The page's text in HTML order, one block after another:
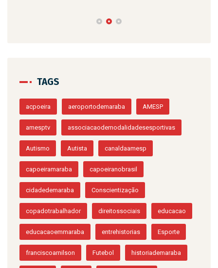
TAGS
acpoeira aeroportodemaraba AMESP
amesptv associacaodemodalidadesesportivas
Autismo Autista canaldaamesp
capoeiramaraba capoeiranobrasil
cidadedemaraba Conscientização
copadotrabalhador direitossociais educacao
educacaoemmaraba entrehistorias Esporte
franciscoarnilson Futebol historiademaraba